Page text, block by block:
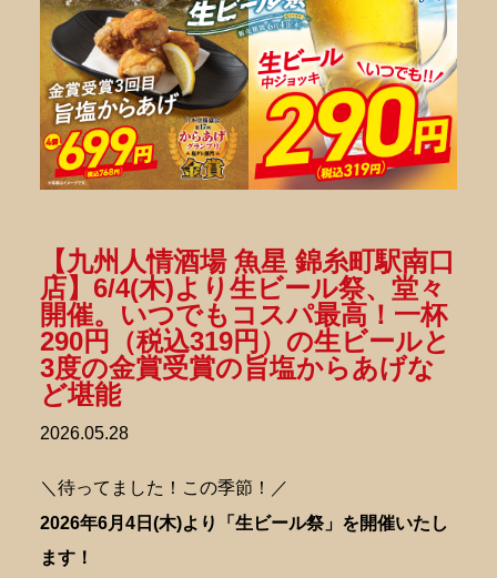
2026.05.28
【九州人情酒場 魚星 錦糸町駅南口
店】6/4(木)より生ビール祭、堂々
開催。いつでもコスパ最高！一杯
290円（税込319円）の生ビールと
3度の金賞受賞の旨塩からあげな
ど堪能
＼待ってました！この季節！／
2026年6月4日(木)より「生ビール祭」を開催いたし
ます！